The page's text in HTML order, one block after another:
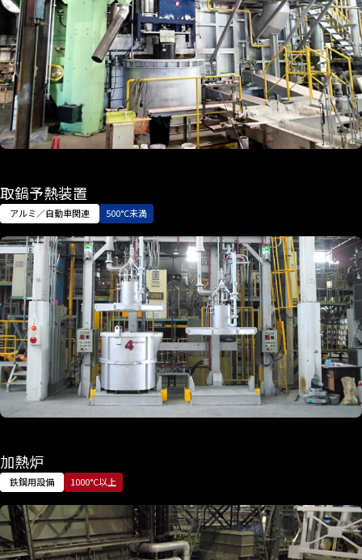
取鍋予熱装置
アルミ／自動車関連 500°C未満
加熱炉
鉄鋼用設備 1000°C以上